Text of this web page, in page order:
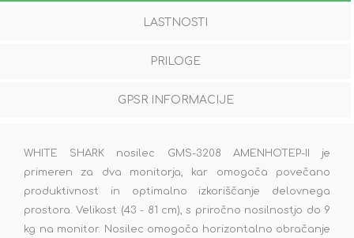
LASTNOSTI
PRILOGE
GPSR INFORMACIJE
WHITE SHARK nosilec GMS-3208 AMENHOTEP-II je
primeren za dva monitorja, kar omogoča povečano
produktivnost in optimalno izkoriščanje delovnega
prostora. Velikost (43 - 81 cm), s priročno nosilnostjo do 9
kg na monitor. Nosilec omogoča horizontalno obračanje